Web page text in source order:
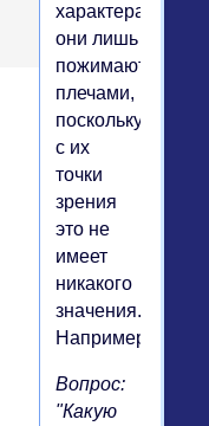
характера
они лишь
пожимают
плечами,
поскольку
с их
точки
зрения
это не
имеет
никакого
значения.
Например:
Вопрос:
"Какую